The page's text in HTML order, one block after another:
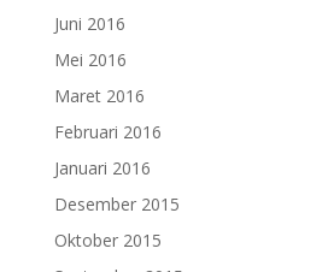
Juni 2016
Mei 2016
Maret 2016
Februari 2016
Januari 2016
Desember 2015
Oktober 2015